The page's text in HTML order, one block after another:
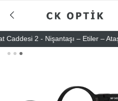
2 - Nişantaşı – Etiler – Ataşehir